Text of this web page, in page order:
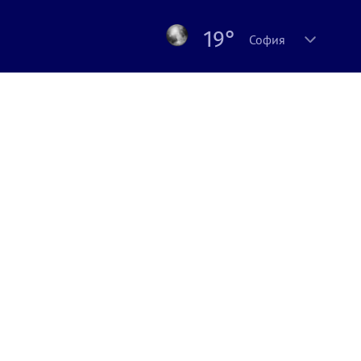
19° София